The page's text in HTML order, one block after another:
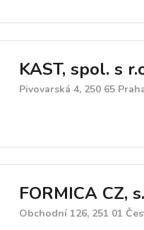
KAST, spol. s
Pivovarská 4, 250 65
FORMICA CZ,
Obchodní 126, 251 01